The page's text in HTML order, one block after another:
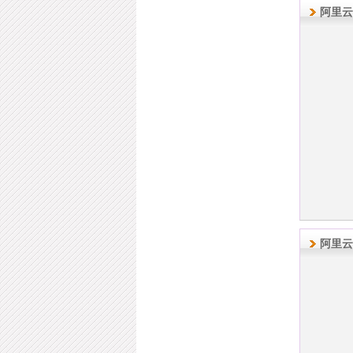
阿里
阿里